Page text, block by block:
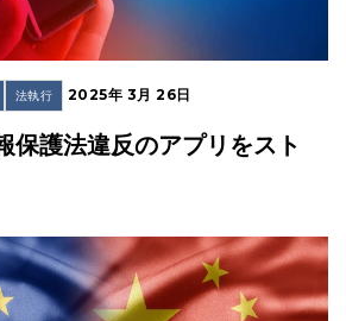
法執行 2025年 3月 26日
護法違反のアプリをスト